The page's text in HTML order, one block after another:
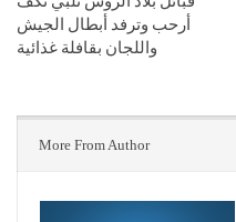
أرحب وترفد أبطال الجيش
واللجان بقافلة غذائية
More From Author